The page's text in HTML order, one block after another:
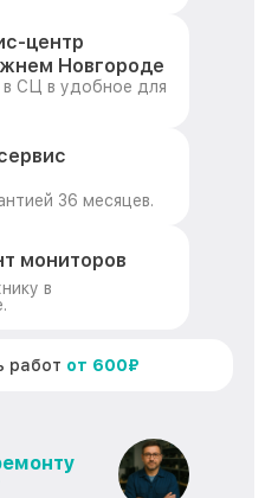
центр
Новгороде
в СЦ в удобное для
36 месяцев.
мониторов
в
работ от 600₽